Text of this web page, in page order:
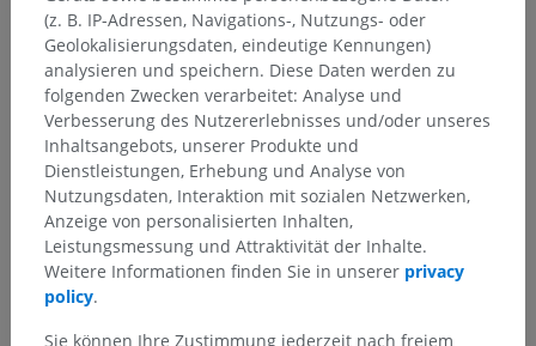
Hinterer Abschnitt:
Der hintere Abschnitt derAnsicht des Schädels von unten
wird durch dasHinterhauptsbeingebildet. Dieser Knochen
weist ein großes zentrales Foramen auf, das Große
Hinterhauptsloch, das den Durchtritt des Rückenmarks, des
Hirnstamms, der Meningen, der Arteriae vertebrales und der
Nervi accessorii spinales ermöglicht. Der schmale Abschnitt
des Hinterhauptsbeins vor dem Großen Hinterhauptsloch
wird alsBasilarteilbezeichnet, der, wie bereits erwähnt, mit
dem Körper des Keilbeins verbunden ist. Seitlich des Großen
Hinterhauptslochs enthalten die lateralen Teile des
Hinterhauptsbeins prominenteCondyli occipitales, die mit
(z. B. IP-Adressen, Navigations-, Nutzungs- oder
Geolokalisierungsdaten, eindeutige Kennungen)
analysieren und speichern. Diese Daten werden zu
folgenden Zwecken verarbeitet: Analyse und
Verbesserung des Nutzererlebnisses und/oder unseres
Inhaltsangebots, unserer Produkte und
Dienstleistungen, Erhebung und Analyse von
Nutzungsdaten, Interaktion mit sozialen Netzwerken,
Anzeige von personalisierten Inhalten,
Leistungsmessung und Attraktivität der Inhalte.
Weitere Informationen finden Sie in unserer privacy
policy.
Sie können Ihre Zustimmung jederzeit nach freiem